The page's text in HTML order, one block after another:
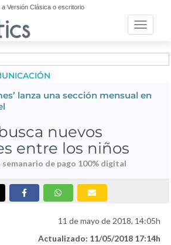
a Versión Clásica o escritorio
Toggle
lanza una sección mensual en
nuevos
entre los niños
semanario de pago 100% digital
11 de mayo de 2018, 14:05h
Actualizado: 11/05/2018 17:14h